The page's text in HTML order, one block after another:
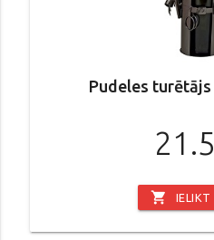
Pudeles
shopping_cart IELIKT